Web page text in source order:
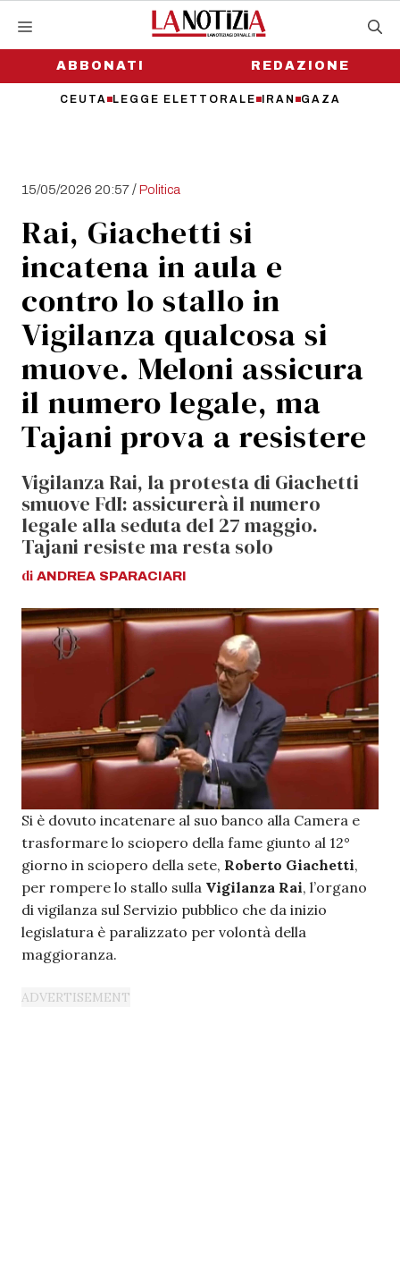
contenutoABBONATI
CEUTA LEGGE ELETTORALE IRAN GAZA
REDAZIONE
15/05/2026 20:57/Politica
Rai, Giachetti si
incatena in aula e
contro lo stallo in
Vigilanza qualcosa si
muove. Meloni assicura
il numero legale, ma
Tajani prova a resistere
Vigilanza Rai, la protesta di Giachetti
smuove FdI: assicurerà il numero
legale alla seduta del 27 maggio.
Tajani resiste ma resta solo
di ANDREA SPARACIARI
Si è dovuto incatenare al suo banco alla Camera e
trasformare lo sciopero della fame giunto al 12°
giorno in sciopero della sete, Roberto Giachetti,
per rompere lo stallo sulla Vigilanza Rai, l’organo
di vigilanza sul Servizio pubblico che da inizio
legislatura è paralizzato per volontà della
maggioranza.